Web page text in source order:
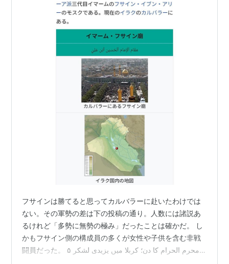
アラウィー派（ヌサイリー派）
ザイド派
十二イマーム派（ジャーファル法学派）
イスマイル派（バーティン派）
ドルーズ派
カルマト派
ムスターリー派
ボホラ派
ニザール派
ホジャ派
マホメット（ムハンマド）の死後、彼は、宗教指導者な
フを選出していた。第三代カリフが不満分子により暗殺
された後、その後継問題によって分裂する。
第四代カリフに選出されたアリーを支持した一派が後の
シーア派になる。
フサインは勝てると思ってカルバラーに赴いたわけでは
ない。その軍勢の差は下の投稿の通り。人数には諸説あ
るけれど「多勢に無勢の極み」だったことは確かだ。 し
かもフサイン側の構成員の多くが女性や子供を含む非戦
闘員だった。 ۵ محرم الحرام کا دن؛ کربلا میں یزیدی لشکر